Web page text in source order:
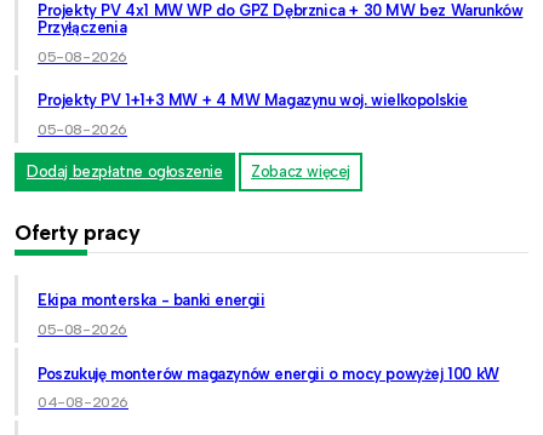
Projekty PV 4x1 MW WP do GPZ Dębrznica + 30 MW bez Warunków
Przyłączenia
05-08-2026
Projekty PV 1+1+3 MW + 4 MW Magazynu woj. wielkopolskie
05-08-2026
Dodaj bezpłatne ogłoszenie Zobacz więcej
Oferty pracy
Ekipa monterska - banki energii
05-08-2026
Poszukuję monterów magazynów energii o mocy powyżej 100 kW
04-08-2026